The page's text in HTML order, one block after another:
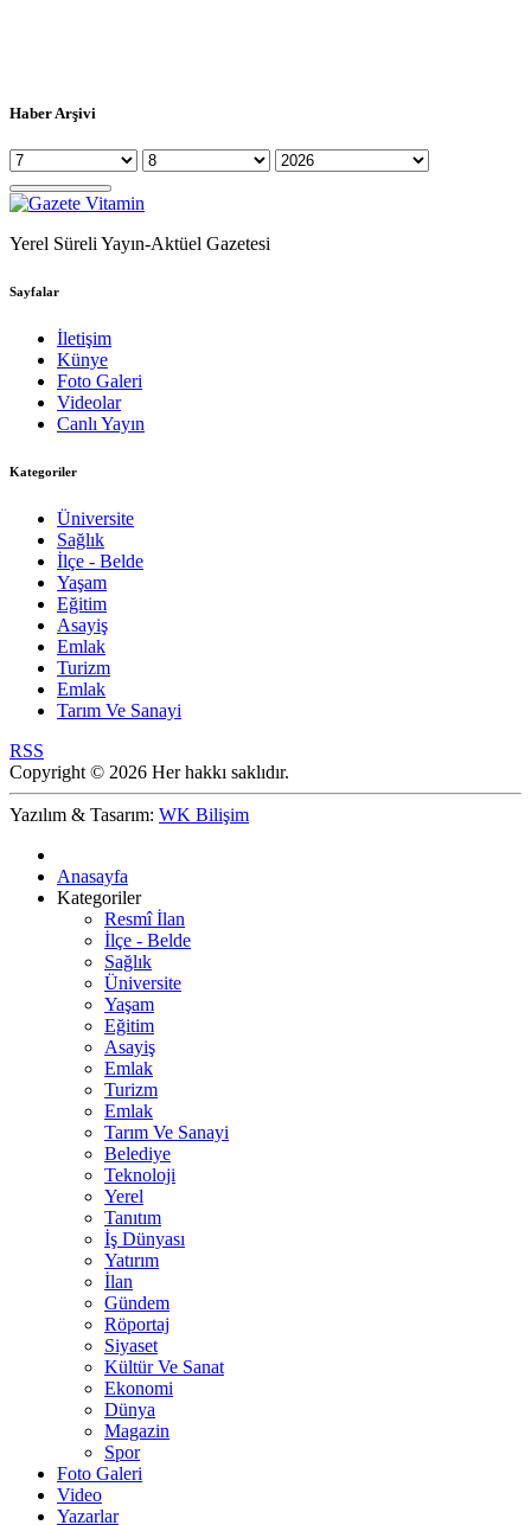
Haber Arşivi
Yerel Süreli Yayın-Aktüel Gazetesi
Sayfalar
İletişim
Künye
Foto Galeri
Videolar
Canlı Yayın
Kategoriler
Üniversite
Sağlık
İlçe - Belde
Yaşam
Eğitim
Asayiş
Emlak
Turizm
Emlak
Tarım Ve Sanayi
RSS
Copyright © 2026 Her hakkı saklıdır.
Yazılım & Tasarım: WK Bilişim
Anasayfa
Kategoriler
Resmî İlan
İlçe - Belde
Sağlık
Üniversite
Yaşam
Eğitim
Asayiş
Emlak
Turizm
Emlak
Tarım Ve Sanayi
Belediye
Teknoloji
Yerel
Tanıtım
İş Dünyası
Yatırım
İlan
Gündem
Röportaj
Siyaset
Kültür Ve Sanat
Ekonomi
Dünya
Magazin
Spor
Foto Galeri
Video
Yazarlar